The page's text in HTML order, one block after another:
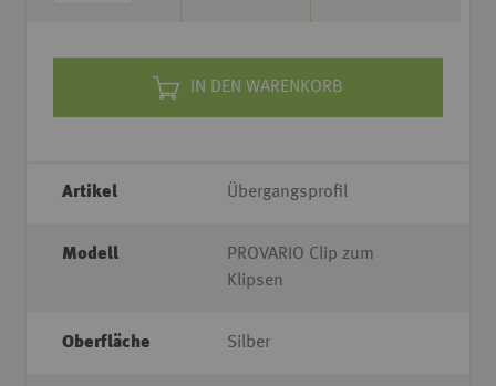
IN DEN WARENKORB
Artikel Übergangsprofil
Modell
PROVARIO Clip zum
Klipsen
Oberfläche Silber